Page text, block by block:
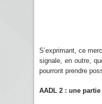
S’exprimant, ce
signale, en outre,
pourront prendre
AADL 2 : une